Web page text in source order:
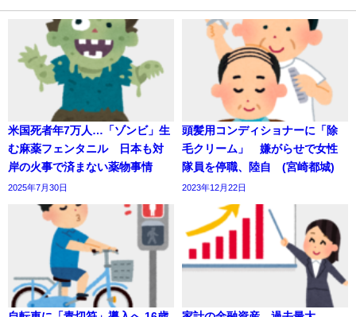
米国死者年7万人…「ゾンビ」生
む麻薬フェンタニル 日本も対
岸の火事で済まない薬物事情
2025年7月30日
頭髪用コンディショナーに「除
毛クリーム」 嫌がらせで女性
隊員を停職、陸自 (宮崎都城)
2023年12月22日